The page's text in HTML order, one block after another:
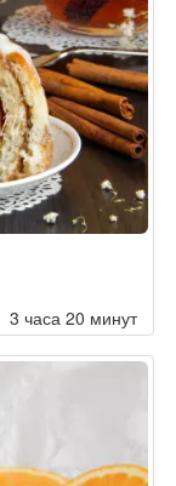
3 часа 20 минут